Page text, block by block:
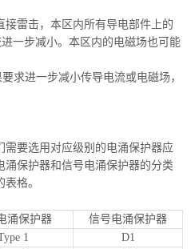
接雷击，本区内所有导电部件上的
一步减小。本区内的电磁场也可能
求进一步减小传导电流或电磁场，
需要选用对应级别的电涌保护器应
涌保护器和信号电涌保护器的分类
格。
涌保护器
信号电涌保护器
1
D1